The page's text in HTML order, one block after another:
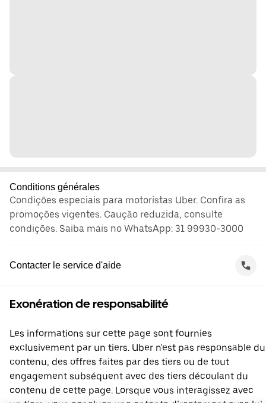
Conditions générales
Condições especiais para motoristas Uber. Confira as
promoções vigentes. Caução reduzida, consulte
condições. Saiba mais no WhatsApp: 31 99930-3000
Contacter le service d'aide
Exonération de responsabilité
Les informations sur cette page sont fournies
exclusivement par un tiers. Uber n'est pas responsable du
contenu, des offres faites par des tiers ou de tout
engagement subséquent avec des tiers découlant du
contenu de cette page. Lorsque vous interagissez avec